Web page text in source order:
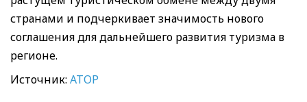
странами и подчеркивает значимость нового
соглашения для дальнейшего развития туризма в
регионе.
Источник: АТОР